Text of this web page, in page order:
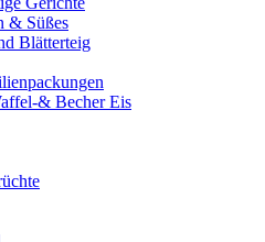
& Süßes
Blätterteig
& Becher Eis